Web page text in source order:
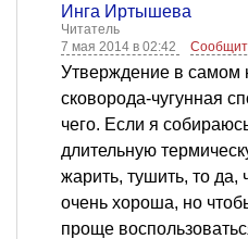
Инга Иртышева
Читатель
7 мая 2014 в 02:42
Утверждение в самом
сковорода-чугунная
чего. Если я
длительную
жарить, тушить, то да,
очень хороша, но
проще